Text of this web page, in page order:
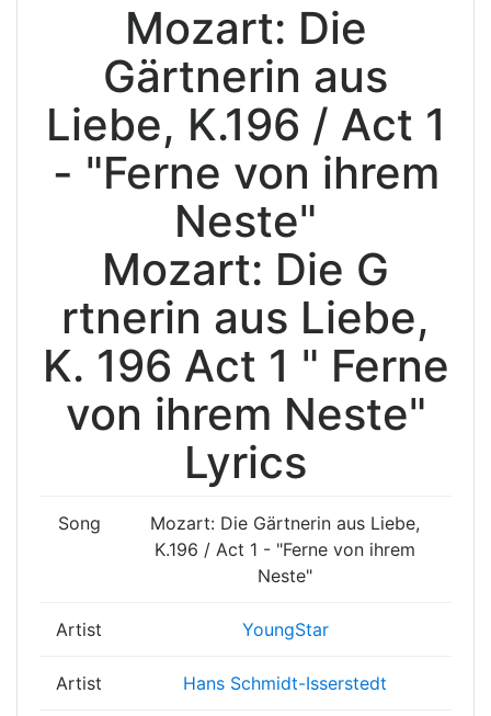
Mozart: Die
Gärtnerin aus
Liebe, K.196 / Act 1
- "Ferne von ihrem
Neste"
Mozart: Die G
rtnerin aus Liebe,
K. 196 Act 1 " Ferne
von ihrem Neste"
Lyrics
Song
Mozart: Die Gärtnerin aus Liebe,
K.196 / Act 1 - "Ferne von ihrem
Neste"
Artist YoungStar
Artist Hans Schmidt-Isserstedt